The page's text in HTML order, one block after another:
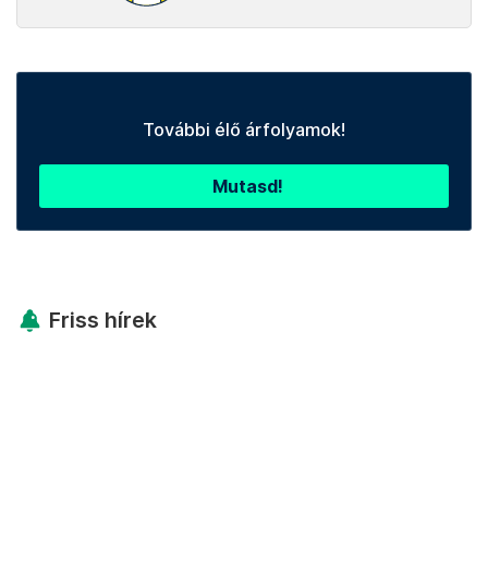
További élő árfolyamok!
Mutasd!
Friss hírek